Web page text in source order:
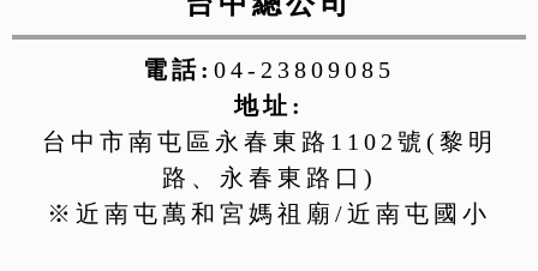
電話: 04-23809085
地址:
台中市南屯區永春東路1102號(黎明
路、永春東路口)
※近南屯萬和宮媽祖廟/近南屯國小